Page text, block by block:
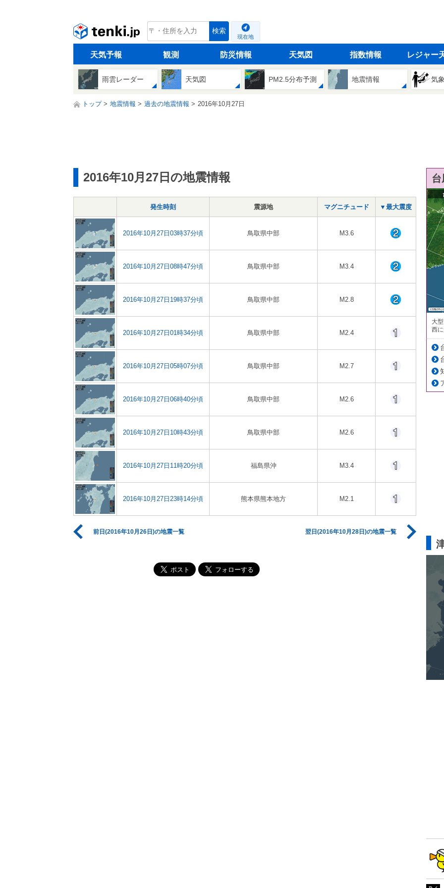
tenki.jp 検索
現在地
天気予報 観測 防災情報 天気図 指数情報 レジャー
雨雲レーダー 天気図 PM2.5分布予測 地震情報 気
トップ 地震情報 過去の地震情報 2016年10月27日
2016年10月27日の地震情報
発生時刻 震源地 マグニチュード ▼最大震度
2016年10月27日03時37分頃 鳥取県中部 M3.6
2016年10月27日08時47分頃 鳥取県中部 M3.4
2016年10月27日19時37分頃 鳥取県中部 M2.8
2016年10月27日01時34分頃 鳥取県中部 M2.4
2016年10月27日05時07分頃 鳥取県中部 M2.7
2016年10月27日06時40分頃 鳥取県中部 M2.6
2016年10月27日10時43分頃 鳥取県中部 M2.6
2016年10月27日11時20分頃 福島県沖 M3.4
2016年10月27日23時14分頃 熊本県熊本地方 M2.1
前日(2016年10月26日)の地震一覧 翌日(2016年10月28日)の地震一覧
大
西